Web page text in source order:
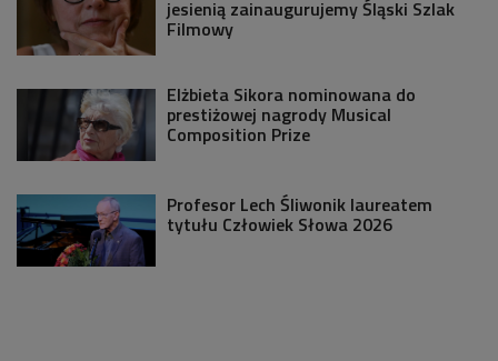
jesienią zainaugurujemy Śląski Szlak
Filmowy
Elżbieta Sikora nominowana do
prestiżowej nagrody Musical
Composition Prize
Profesor Lech Śliwonik laureatem
tytułu Człowiek Słowa 2026